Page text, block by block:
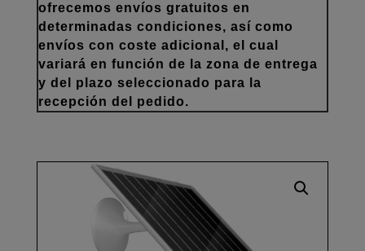
ofrecemos envíos gratuitos en
determinadas condiciones, así como
envíos con coste adicional, el cual
variará en función de la zona de entrega
y del plazo seleccionado para la
recepción del pedido.